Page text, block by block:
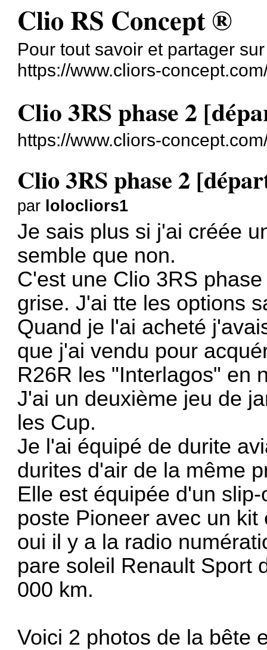
Clio RS Concept ®
Pour tout savoir et partager
https://www.cliors-
Clio 3RS phase 2
https://www.cliors-
Clio 3RS phase 2
par lolocliors1
Je sais plus si j'ai créée
semble que non.
C'est une Clio 3RS
grise. J'ai tte les options
Quand je l'ai acheté
que j'ai vendu pour
R26R les "Interlagos" en
J'ai un deuxième jeu de
les Cup.
Je l'ai équipé de durite
durites d'air de la même
Elle est équipée d'un
poste Pioneer avec un
oui il y a la radio
pare soleil Renault Sport
000 km.
Voici 2 photos de la bête